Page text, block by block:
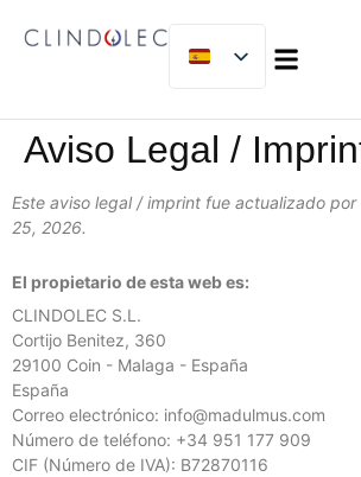
Aviso Legal /
Este aviso legal / imprint fue actualizado
25, 2026.
El propietario de esta web es:
CLINDOLEC S.L.
Cortijo Benitez, 360
29100 Coin - Malaga - España
España
Correo electrónico: info@madulmus.com
Número de teléfono: +34 951 177 909
CIF (Número de IVA): B72870116